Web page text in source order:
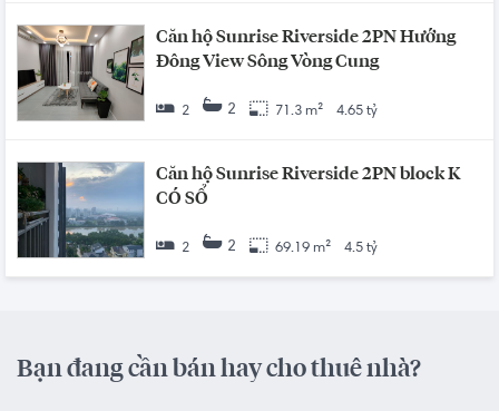
Căn hộ Sunrise Riverside 2PN Hướng
Đông View Sông Vòng Cung
2 2 71.3 m² 4.65 tỷ
Căn hộ Sunrise Riverside 2PN block K
CÓ SỔ
2 2 69.19 m² 4.5 tỷ
Bạn đang cần bán hay cho thuê nhà?